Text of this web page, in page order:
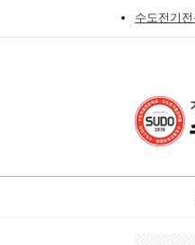
수도전기